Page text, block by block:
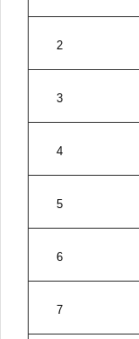
2
3
4
5
6
7